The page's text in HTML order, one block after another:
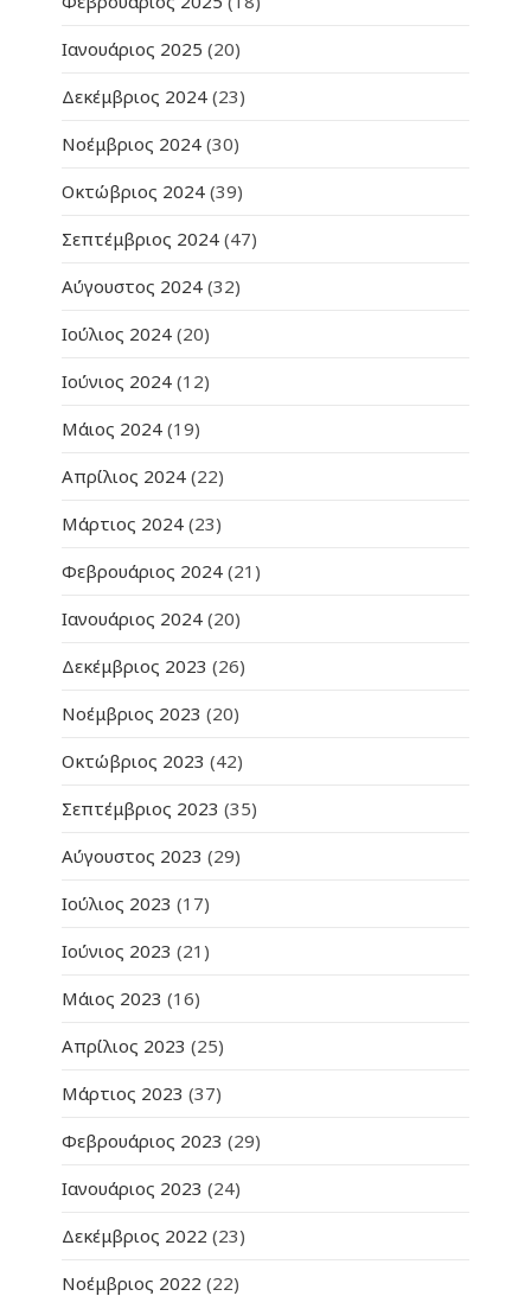
Ιανουάριος 2025 (20)
Δεκέμβριος 2024 (23)
Νοέμβριος 2024 (30)
Οκτώβριος 2024 (39)
Σεπτέμβριος 2024 (47)
Αύγουστος 2024 (32)
Ιούλιος 2024 (20)
Ιούνιος 2024 (12)
Μάιος 2024 (19)
Απρίλιος 2024 (22)
Μάρτιος 2024 (23)
Φεβρουάριος 2024 (21)
Ιανουάριος 2024 (20)
Δεκέμβριος 2023 (26)
Νοέμβριος 2023 (20)
Οκτώβριος 2023 (42)
Σεπτέμβριος 2023 (35)
Αύγουστος 2023 (29)
Ιούλιος 2023 (17)
Ιούνιος 2023 (21)
Μάιος 2023 (16)
Απρίλιος 2023 (25)
Μάρτιος 2023 (37)
Φεβρουάριος 2023 (29)
Ιανουάριος 2023 (24)
Δεκέμβριος 2022 (23)
Νοέμβριος 2022 (22)